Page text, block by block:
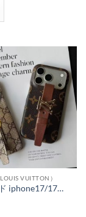
VUITTON）
ハイブランド iphone17/17pro ケース ベルト付き ルイヴィトン iphone17promaxケース 大人 おしゃれ iphone16/16pro ケース gucciパロディ iphone15/14 スマホケース スタンド機能